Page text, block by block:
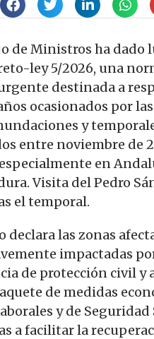
de Ministros ha dado
ley 5/2026, una
destinada a
ocasionados por
y
entre noviembre de
en
Visita del Pedro
el temporal.
declara las zonas
impactadas
de protección civil y
de medidas
y de Seguridad
a facilitar la